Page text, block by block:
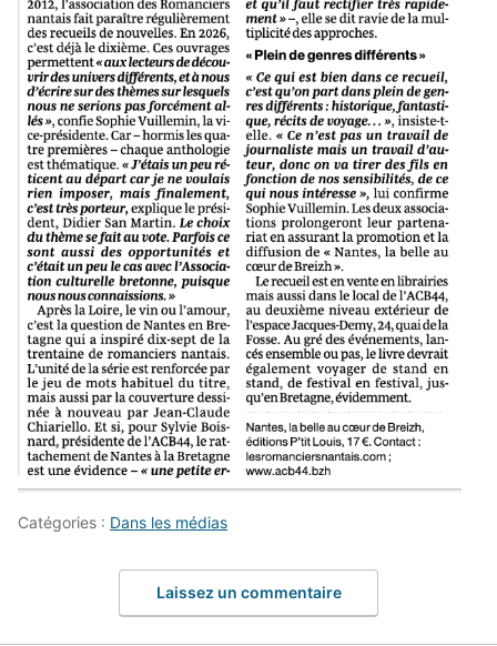
Catégories : Dans les médias
Laissez un commentaire